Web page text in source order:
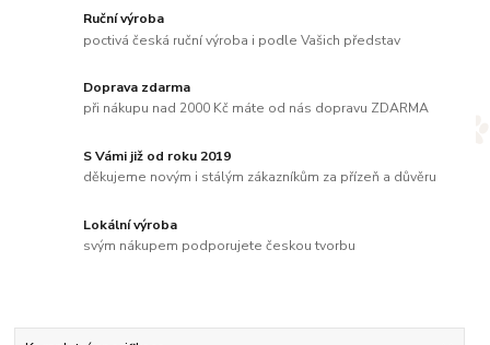
Ruční výroba
poctivá česká ruční výroba i podle Vašich představ
Doprava zdarma
při nákupu nad 2000 Kč máte od nás dopravu ZDARMA
S Vámi již od roku 2019
děkujeme novým i stálým zákazníkům za přízeň a důvěru
Lokální výroba
svým nákupem podporujete českou tvorbu